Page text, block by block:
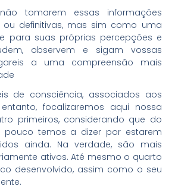
tomarem essas informações
definitivas, mas sim como uma
para suas próprias percepções e
observem e sigam vossas
a uma compreensão mais
de consciência, associados aos
focalizaremos aqui nossa
primeiros, considerando que do
pouco temos a dizer por estarem
ainda. Na verdade, são mais
ativos. Até mesmo o quarto
desenvolvido, assim como o seu